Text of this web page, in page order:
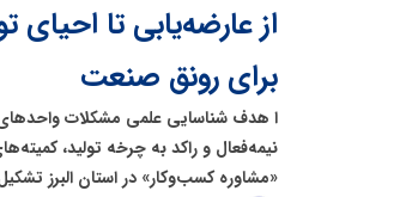
از عارضه‌یابی تا
برای رونق صنعت
ا هدف شناسایی علمی مشکلات واحدهای
نیمه‌فعال و راکد به چرخه تولید،
«مشاوره کسب‌وکار» در استان البرز